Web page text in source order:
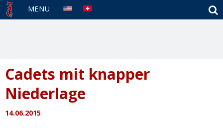
MENU
Cadets mit knapper
Niederlage
14.06.2015